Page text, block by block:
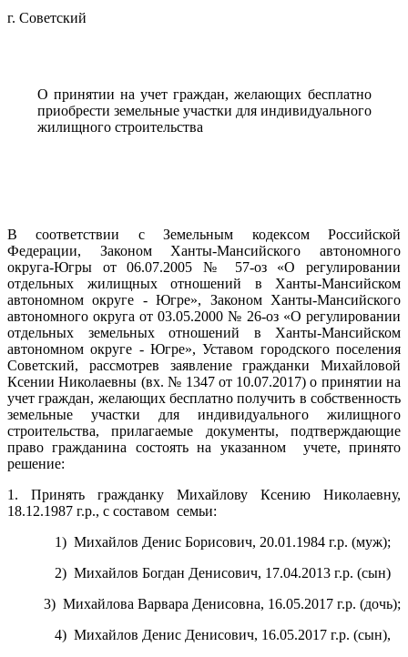
г. Советский
О принятии на учет граждан, желающих бесплатно
приобрести земельные участки для индивидуального
жилищного строительства
В соответствии с Земельным кодексом Российской
Федерации, Законом Ханты-Мансийского автономного
округа-Югры от 06.07.2005 № 57-оз «О регулировании
отдельных жилищных отношений в Ханты-Мансийском
автономном округе - Югре», Законом Ханты-Мансийского
автономного округа от 03.05.2000 № 26-оз «О регулировании
отдельных земельных отношений в Ханты-Мансийском
автономном округе - Югре», Уставом городского поселения
Советский, рассмотрев заявление гражданки Михайловой
Ксении Николаевны (вх. № 1347 от 10.07.2017) о принятии на
учет граждан, желающих бесплатно получить в собственность
земельные участки для индивидуального жилищного
строительства, прилагаемые документы, подтверждающие
право гражданина состоять на указанном учете, принято
решение:
1. Принять гражданку Михайлову Ксению Николаевну,
18.12.1987 г.р., с составом семьи:
1) Михайлов Денис Борисович, 20.01.1984 г.р. (муж);
2) Михайлов Богдан Денисович, 17.04.2013 г.р. (сын)
3) Михайлова Варвара Денисовна, 16.05.2017 г.р. (дочь);
4) Михайлов Денис Денисович, 16.05.2017 г.р. (сын),